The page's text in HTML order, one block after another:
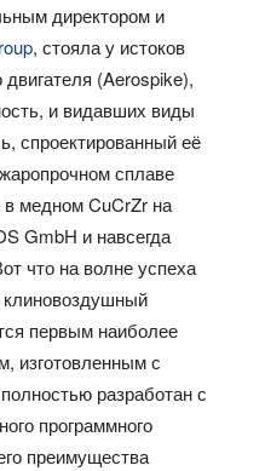
директором и
, стояла у истоков
(Aerospike),
и видавших виды
спроектированный её
сплаве
медном CuCrZr на
GmbH и навсегда
что на волне успеха
первым наиболее
изготовленным с
разработан с
программного
преимущества